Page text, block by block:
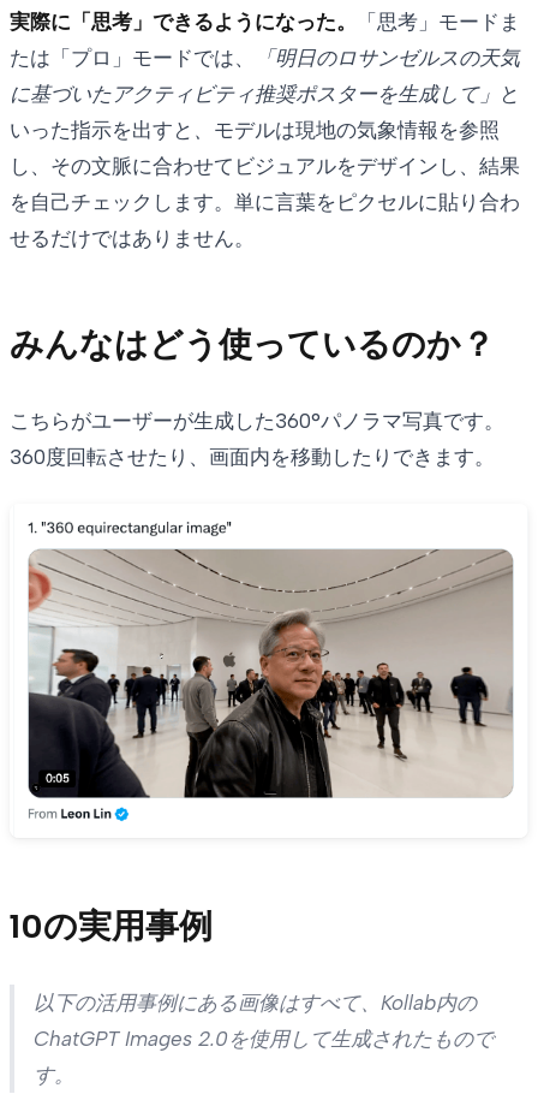
実際に「思考」できるようになった。
「思考」モードま
たは「プロ」モードでは、
「明日のロサンゼルスの天気
に基づいたアクティビティ推奨ポスターを生成して」 と
いった指示を出すと 、 モデルは現地の気象情報を参照
し、その文脈に合わせてビジュアルをデザインし、結果
を自己チェックします。単に言葉をピクセルに貼り合わ
せるだけではありません。
みんなはどう使っているのか？
こちらがユーザーが生成した360°パノラマ写真です。
360度回転させたり、画面内を移動したりできます。
10の実用事例
以下の活用事例にある画像はすべて、Kollab内の
ChatGPT Images 2.0を使用して生成されたもので
す。